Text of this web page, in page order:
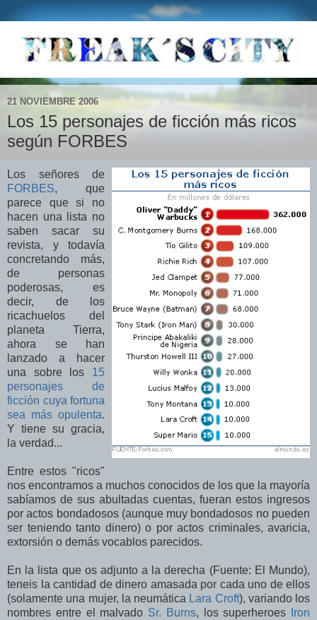
21 NOVIEMBRE 2006
Los 15 personajes de ficción más ricos
según FORBES
Los señores de
FORBES, que
parece que si no
hacen una lista no
saben sacar su
revista, y todavía
concretando más,
de personas
poderosas, es
decir, de los
ricachuelos del
planeta Tierra,
ahora se han
lanzado a hacer
una sobre los 15
personajes de
ficción cuya fortuna
sea más opulenta.
Y tiene su gracia,
la verdad...
Entre estos "ricos"
nos encontramos a muchos conocidos de los que la mayoría
sabíamos de sus abultadas cuentas, fueran estos ingresos
por actos bondadosos (aunque muy bondadosos no pueden
ser teniendo tanto dinero) o por actos criminales, avaricia,
extorsión o demás vocablos parecidos.
En la lista que os adjunto a la derecha (Fuente: El Mundo),
teneis la cantidad de dinero amasada por cada uno de ellos
(solamente una mujer, la neumática Lara Croft), variando los
nombres entre el malvado Sr. Burns, los superheroes
Iron